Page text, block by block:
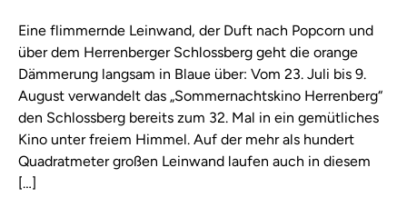
Eine flimmernde Leinwand, der Duft nach Popcorn und
über dem Herrenberger Schlossberg geht die orange
Dämmerung langsam in Blaue über: Vom 23. Juli bis 9.
August verwandelt das „Sommernachtskino Herrenberg“
den Schlossberg bereits zum 32. Mal in ein gemütliches
Kino unter freiem Himmel. Auf der mehr als hundert
Quadratmeter großen Leinwand laufen auch in diesem
[…]